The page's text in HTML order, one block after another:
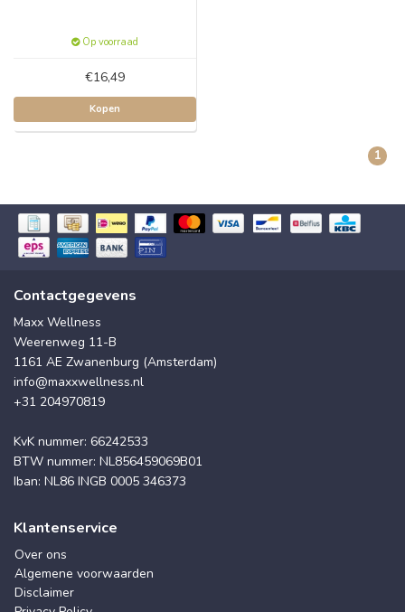
Op voorraad
€16,49
Kopen
1
Contactgegevens
Maxx Wellness
Weerenweg 11-B
1161 AE Zwanenburg (Amsterdam)
info@maxxwellness.nl
+31 204970819
KvK nummer: 66242533
BTW nummer: NL856459069B01
Iban: NL86 INGB 0005 346373
Klantenservice
Over ons
Algemene voorwaarden
Disclaimer